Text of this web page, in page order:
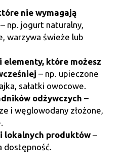
nie wymagają
– np. jogurt naturalny,
warzywa świeże lub
które możesz
– np. upieczone
sałatki owocowe.
odżywczych –
i węglowodany złożone,
lokalnych produktów –
dostępność.